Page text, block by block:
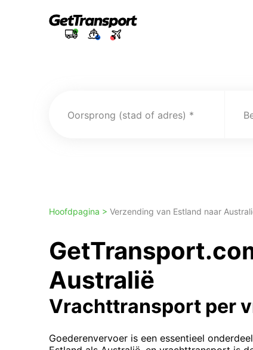
Oorsprong (stad of adres)
Hoofdpagina > Verzending van Estland naar
Australië
Vrachttransport per
Goederenvervoer is een essentieel